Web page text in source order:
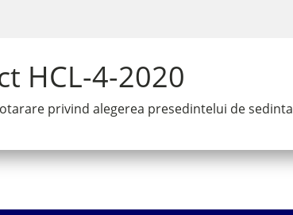
HCL-4-2020
privind alegerea presedintelui de sedinta